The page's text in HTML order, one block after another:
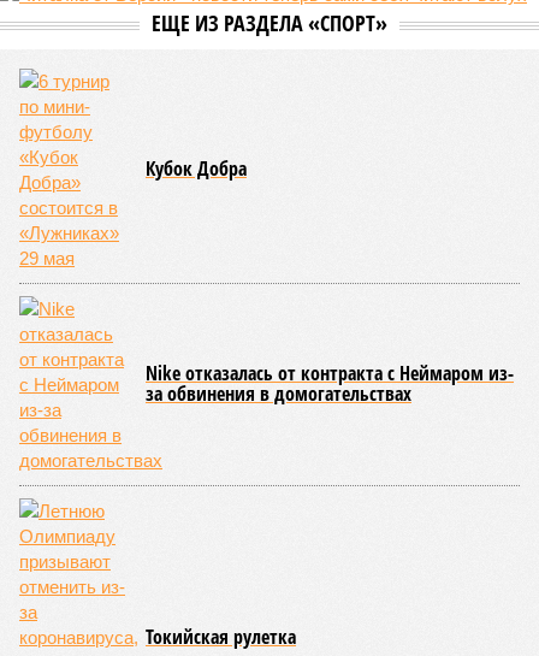
ЕЩЕ ИЗ РАЗДЕЛА «СПОРТ»
Кубок Добра
Nike отказалась от контракта с Неймаром из-
за обвинения в домогательствах
Токийская рулетка